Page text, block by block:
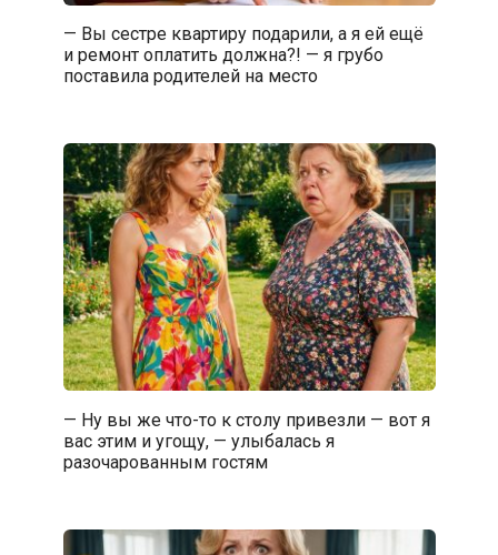
— Вы сестре квартиру подарили, а я ей ещё
и ремонт оплатить должна?! — я грубо
поставила родителей на место
— Ну вы же что-то к столу привезли — вот я
вас этим и угощу, — улыбалась я
разочарованным гостям